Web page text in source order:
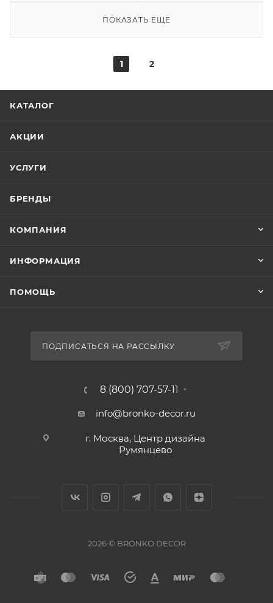
ПОКАЗАТЬ ЕЩЕ
1 2
КАТАЛОГ
АКЦИИ
УСЛУГИ
БРЕНДЫ
КОМПАНИЯ
ИНФОРМАЦИЯ
ПОМОЩЬ
ПОДПИСАТЬСЯ НА РАССЫЛКУ
8 (800) 707-57-11
info@bronko-decor.ru
г. Москва, Центр дизайна
Румянцево
2026 © BRONKO DECOR